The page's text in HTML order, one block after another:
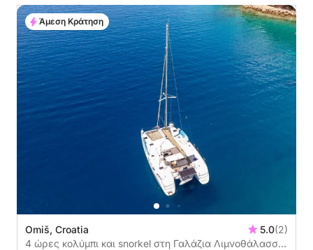
Omiš, Croatia 5.0(2)
4 ώρες κολύμπι και snorkel στη Γαλάζια Λιμνοθάλασσα
Άμεση Κράτηση